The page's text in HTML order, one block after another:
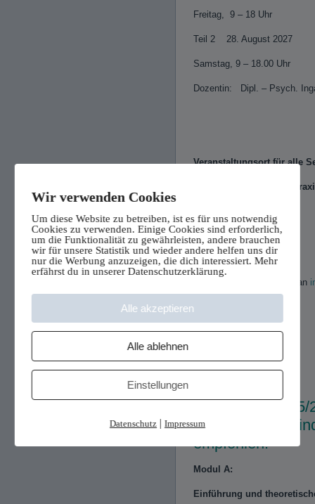
Freitag, 9 – 18 Uhr
Teil 2 28. August 2027
Samstag, 9 – 18.00 Uhr
Dozentin: Dipl. – Psych.
Veranstaltungsort für alle
Psychotherapeutische
30163 Hannover
zentral gelegen in der List
Anmeldung bitte per Mail an
Curriculum
alle Seminare
empfohlen!
Modul A:
Einführung und
Wir verwenden Cookies
Um diese Website zu betreiben, ist es für uns notwendig
Cookies zu verwenden. Einige Cookies sind erforderlich,
um die Funktionalität zu gewährleisten, andere brauchen
wir für unsere Statistik und wieder andere helfen uns dir
nur die Werbung anzuzeigen, die dich interessiert. Mehr
erfährst du in unserer Datenschutzerklärung.
Alle akzeptieren
Alle ablehnen
Einstellungen
Datenschutz| Impressum